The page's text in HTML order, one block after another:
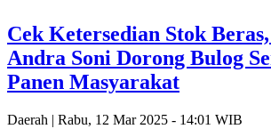
Cek Ketersedian Stok
Andra Soni Dorong Bulog
Panen Masyarakat
Daerah | Rabu, 12 Mar 2025 - 14:01 WIB